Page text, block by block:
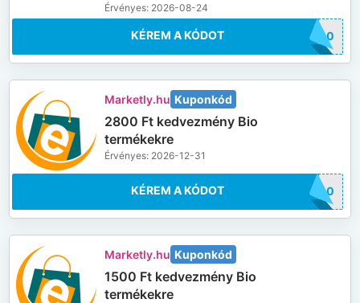
Érvényes: 2026-08-24
SO10
KÉREM A KÓDOT
Marketly.hu Kuponkód
2800 Ft kedvezmény Bio
termékekre
Érvényes: 2026-12-31
2800
KÉREM A KÓDOT
Marketly.hu Kuponkód
1500 Ft kedvezmény Bio
termékekre